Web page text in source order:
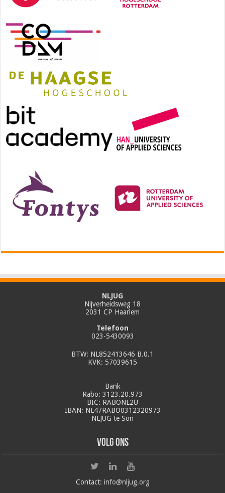
NLJUG
Nijverheidsweg 18
2031 CP Haarlem
Telefoon
023-5430093
BTW: NL852413646 B.0.1
KVK: 57039615
Bank
Rabo: 3123.20.973
BIC: RABONL2U
IBAN: NL47RABO0312320973
NLJUG te Son
Volg ons
Contact: info@nljug.org